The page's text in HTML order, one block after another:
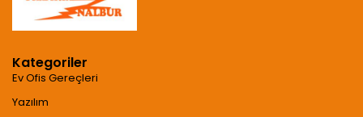
Kategoriler
Ev Ofis Gereçleri
Yazılım